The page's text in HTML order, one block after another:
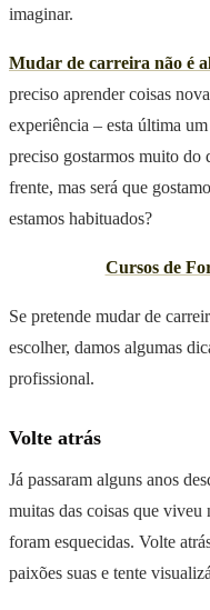
imaginar.
Mudar de carreira não é
preciso aprender coisas
experiência – esta última
preciso gostarmos muito do
frente, mas será que
estamos habituados?
Cursos de
Se pretende mudar de
escolher, damos algumas
profissional.
Volte atrás
Já passaram alguns anos
muitas das coisas que viveu
foram esquecidas. Volte
paixões suas e tente